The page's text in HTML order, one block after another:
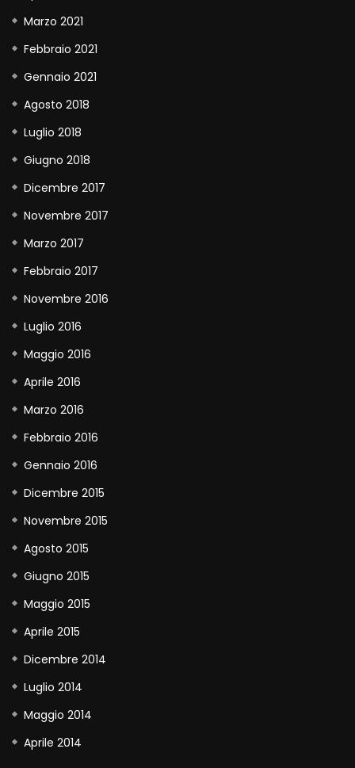
Marzo 2021
Febbraio 2021
Gennaio 2021
Agosto 2018
Luglio 2018
Giugno 2018
Dicembre 2017
Novembre 2017
Marzo 2017
Febbraio 2017
Novembre 2016
Luglio 2016
Maggio 2016
Aprile 2016
Marzo 2016
Febbraio 2016
Gennaio 2016
Dicembre 2015
Novembre 2015
Agosto 2015
Giugno 2015
Maggio 2015
Aprile 2015
Dicembre 2014
Luglio 2014
Maggio 2014
Aprile 2014